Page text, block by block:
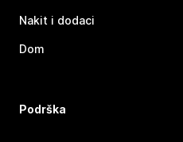
Nakit i dodaci
Dom
Podrška